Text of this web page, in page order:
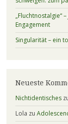
„Fluchtnostalgie“
Engagement
Singularität – ein
Neueste
Nichtidentisches
Lola zu